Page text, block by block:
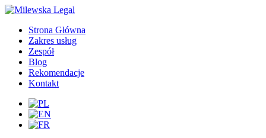
Strona Główna
Zakres usług
Zespół
Blog
Rekomendacje
Kontakt